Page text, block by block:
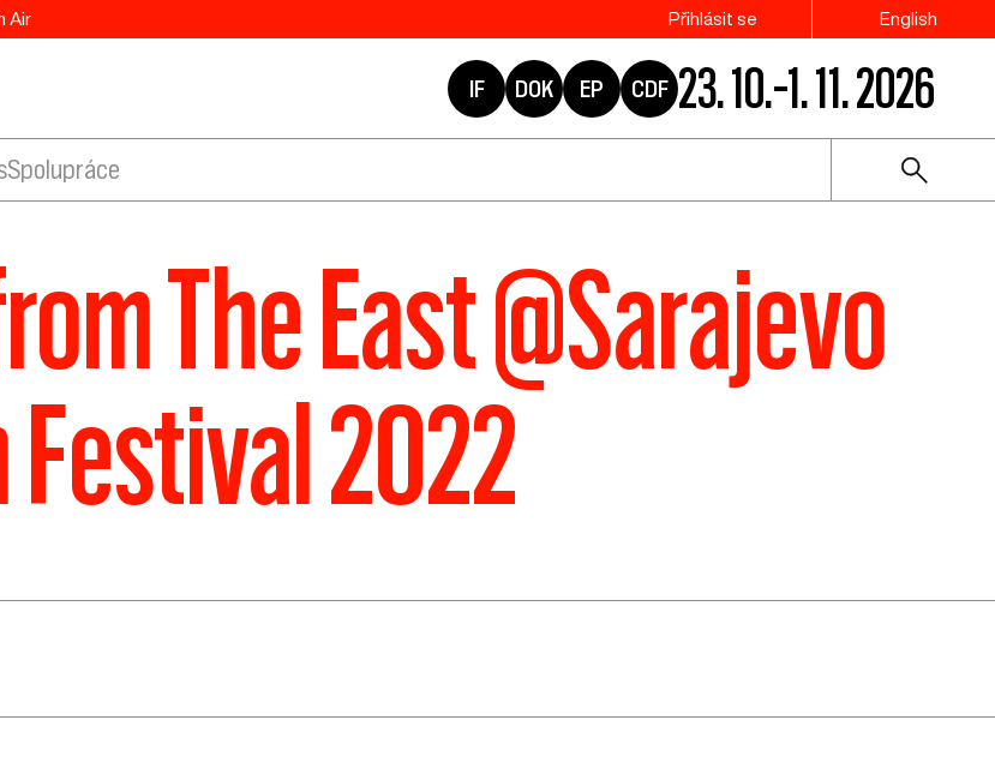
Air Přihlásit se English
IF DOK EP CDF 23. 10.–1. 11. 2026
Spolupráce
The East @Sarajevo
Festival 2022